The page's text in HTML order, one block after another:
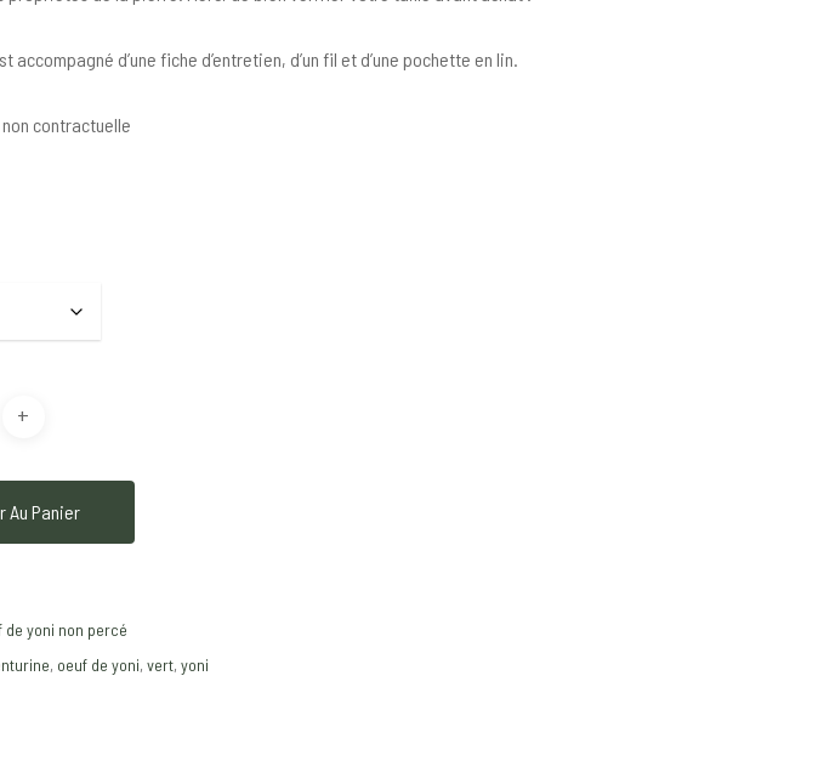
accompagné d’une fiche d’entretien, d’un fil et d’une pochette en lin.
contractuelle
Au Panier
yoni non percé
, oeuf de yoni, vert, yoni